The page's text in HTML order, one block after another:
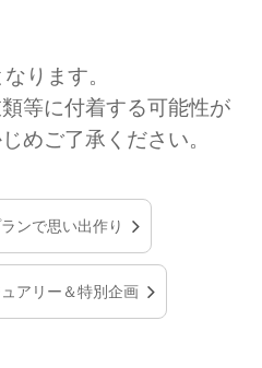
ります。
等に付着する可能性が
めご了承ください。
ンで思い出作り
アリー＆特別企画